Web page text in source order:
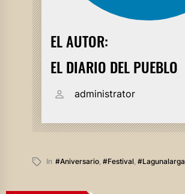
EL AUTOR:
EL DIARIO DEL PUEBLO
administrator
In #aniversario, #festival, #lagunalarga